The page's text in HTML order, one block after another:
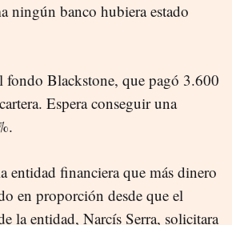
ningún banco hubiera estado
fondo Blackstone, que pagó 3.600
Espera conseguir una
entidad financiera que más dinero
en proporción desde que el
la entidad, Narcís Serra, solicitara